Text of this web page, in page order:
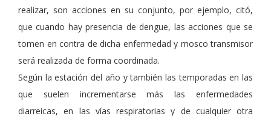
realizar, son acciones en su conjunto, por ejemplo, citó,
que cuando hay presencia de dengue, las acciones que se
tomen en contra de dicha enfermedad y mosco transmisor
será realizada de forma coordinada.
Según la estación del año y también las temporadas en las
que suelen incrementarse más las enfermedades
diarreicas, en las vías respiratorias y de cualquier otra